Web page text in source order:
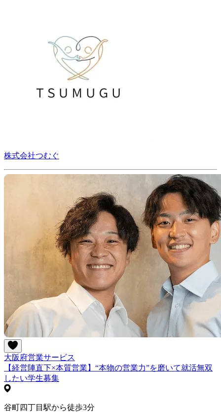
株式会社つむぐ
大阪府営業サービス
【経営陣直下×本質営業】“本物の営業力”を磨いて就活無双
したい学生募集
谷町四丁目駅から徒歩3分